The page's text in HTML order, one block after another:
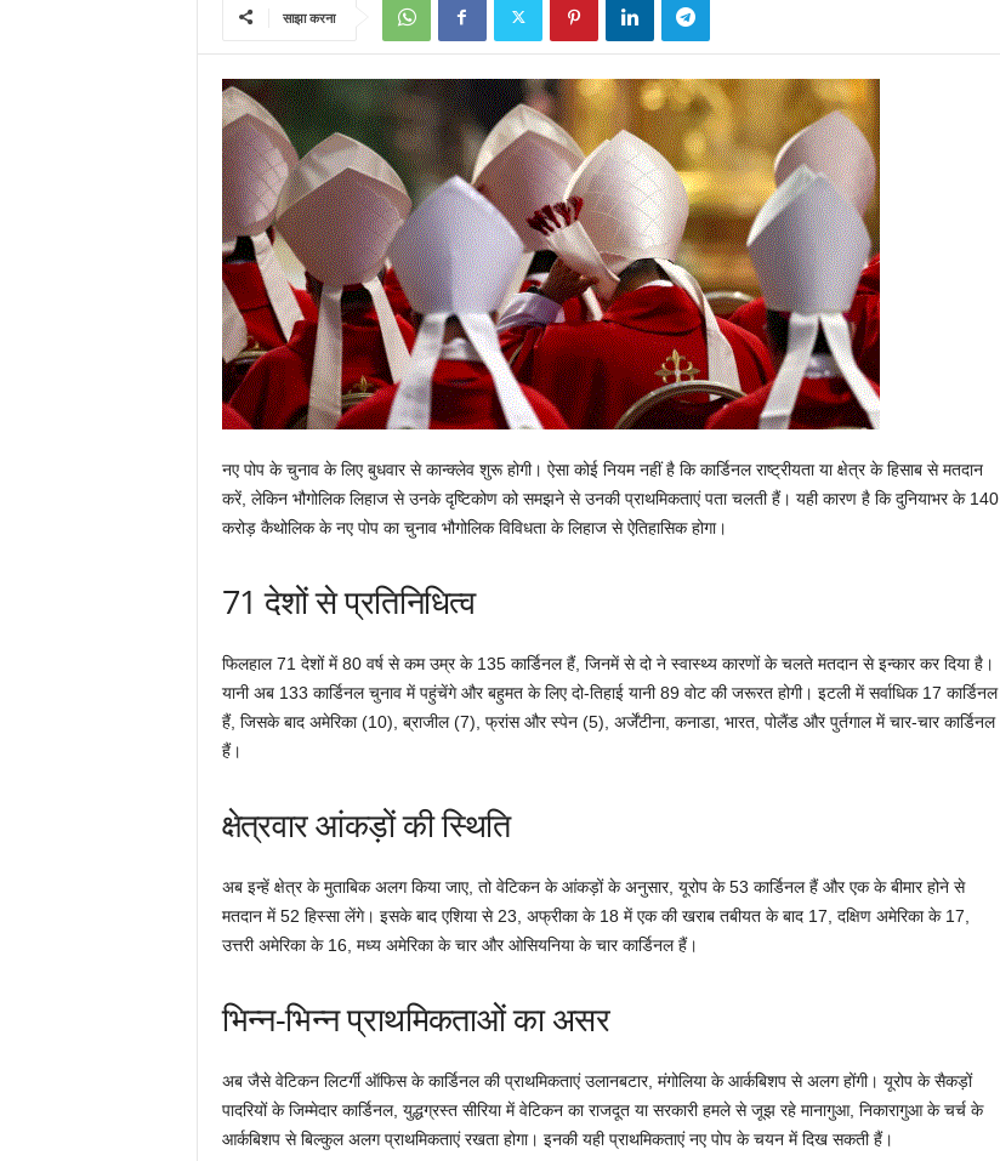
साझा करना
नए पोप के चुनाव के लिए बुधवार से कान्क्लेव शुरू होगी। ऐसा कोई नियम नहीं है कि कार्डिनल राष्ट्रीयता या क्षेत्र के हिसाब से मतदान
करें, लेकिन भौगोलिक लिहाज से उनके दृष्टिकोण को समझने से उनकी प्राथमिकताएं पता चलती हैं। यही कारण है कि दुनियाभर के 140
करोड़ कैथोलिक के नए पोप का चुनाव भौगोलिक विविधता के लिहाज से ऐतिहासिक होगा।
71 देशों से प्रतिनिधित्व
फिलहाल 71 देशों में 80 वर्ष से कम उम्र के 135 कार्डिनल हैं, जिनमें से दो ने स्वास्थ्य कारणों के चलते मतदान से इन्कार कर दिया है।
यानी अब 133 कार्डिनल चुनाव में पहुंचेंगे और बहुमत के लिए दो-तिहाई यानी 89 वोट की जरूरत होगी। इटली में सर्वाधिक 17 कार्डिनल
हैं, जिसके बाद अमेरिका (10), ब्राजील (7), फ्रांस और स्पेन (5), अर्जेंटीना, कनाडा, भारत, पोलैंड और पुर्तगाल में चार-चार कार्डिनल
हैं।
क्षेत्रवार आंकड़ों की स्थिति
अब इन्हें क्षेत्र के मुताबिक अलग किया जाए, तो वेटिकन के आंकड़ों के अनुसार, यूरोप के 53 कार्डिनल हैं और एक के बीमार होने से
मतदान में 52 हिस्सा लेंगे। इसके बाद एशिया से 23, अफ्रीका के 18 में एक की खराब तबीयत के बाद 17, दक्षिण अमेरिका के 17,
उत्तरी अमेरिका के 16, मध्य अमेरिका के चार और ओसियनिया के चार कार्डिनल हैं।
भिन्न-भिन्न प्राथमिकताओं का असर
अब जैसे वेटिकन लिटर्गी ऑफिस के कार्डिनल की प्राथमिकताएं उलानबटार, मंगोलिया के आर्कबिशप से अलग होंगी। यूरोप के सैकड़ों
पादरियों के जिम्मेदार कार्डिनल, युद्धग्रस्त सीरिया में वेटिकन का राजदूत या सरकारी हमले से जूझ रहे मानागुआ, निकारागुआ के चर्च के
आर्कबिशप से बिल्कुल अलग प्राथमिकताएं रखता होगा। इनकी यही प्राथमिकताएं नए पोप के चयन में दिख सकती हैं।